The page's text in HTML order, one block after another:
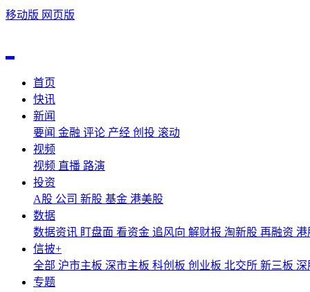
移动版 网页版
首页
快讯
新闻
要闻 金融 评论 产经 创投 滚动
视频
视频 直播 路演
投资
A股 公司 新股 基金 港美股
数据
数据资讯 盯盘面 看资金 追风向 解财报 淘新股 再融资
信披+
全部 沪市主板 深市主板 科创板 创业板 北交所 新三板
专题